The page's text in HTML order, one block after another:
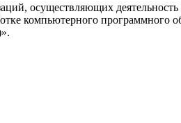
осуществляющих
компьютерного программного